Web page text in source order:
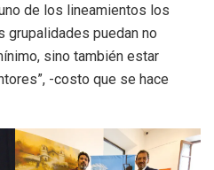
de los lineamientos los
grupalidades puedan no
sino también estar
-costo que se hace